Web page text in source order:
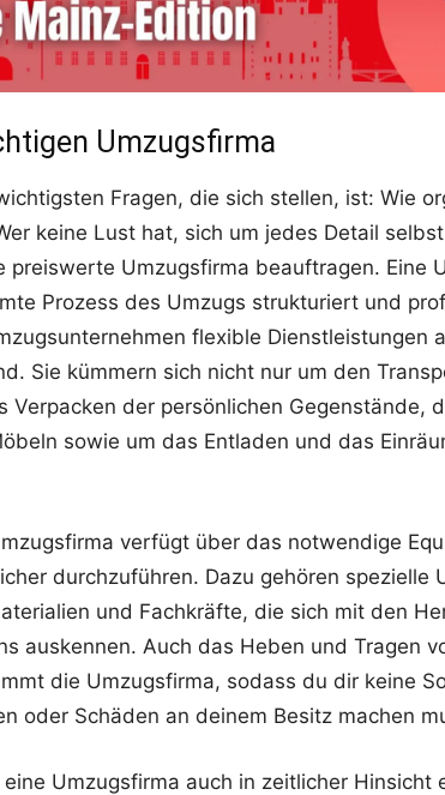
Umzugsfirma
Fragen, die sich stellen, ist: Wie
keine Lust hat, sich um jedes Detail
preiswerte Umzugsfirma beauftragen. Eine
Prozess des Umzugs strukturiert und
flexible Dienstleistungen
Sie kümmern sich nicht nur um den
Verpacken der persönlichen Gegenstände,
sowie um das Entladen und das
verfügt über das notwendige
durchzuführen. Dazu gehören spezielle
und Fachkräfte, die sich mit den
auskennen. Auch das Heben und Tragen
die Umzugsfirma, sodass du dir keine
oder Schäden an deinem Besitz machen
Umzugsfirma auch in zeitlicher Hinsicht